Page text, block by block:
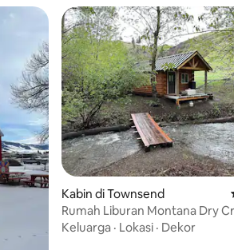
Kabin di Townsend
Rumah Liburan Montana Dry
Keluarga · Lokasi · Dekor